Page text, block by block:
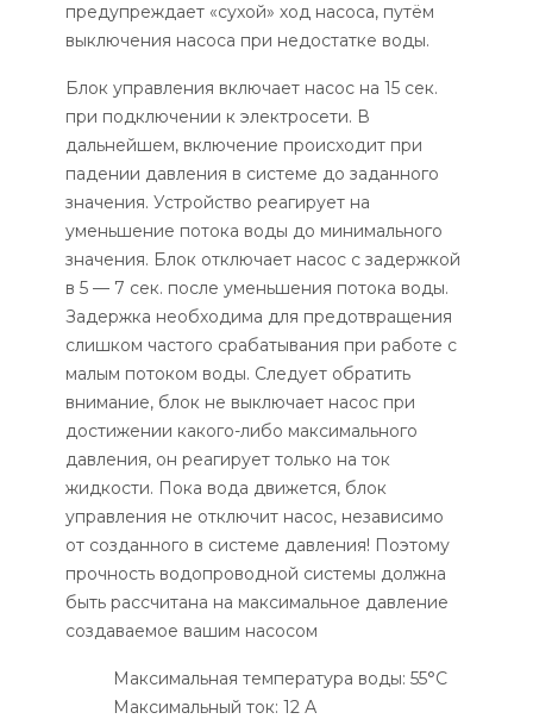
предупреждает «сухой» ход насоса, путём
выключения насоса при недостатке воды.
Блок управления включает насос на 15 сек.
при подключении к электросети. В
дальнейшем, включение происходит при
падении давления в системе до заданного
значения. Устройство реагирует на
уменьшение потока воды до минимального
значения. Блок отключает насос с задержкой
в 5 — 7 сек. после уменьшения потока воды.
Задержка необходима для предотвращения
слишком частого срабатывания при работе с
малым потоком воды. Следует обратить
внимание, блок не выключает насос при
достижении какого-либо максимального
давления, он реагирует только на ток
жидкости. Пока вода движется, блок
управления не отключит насос, независимо
от созданного в системе давления! Поэтому
прочность водопроводной системы должна
быть рассчитана на максимальное давление
создаваемое вашим насосом
Максимальная температура воды: 55°С
Максимальный ток: 12 А